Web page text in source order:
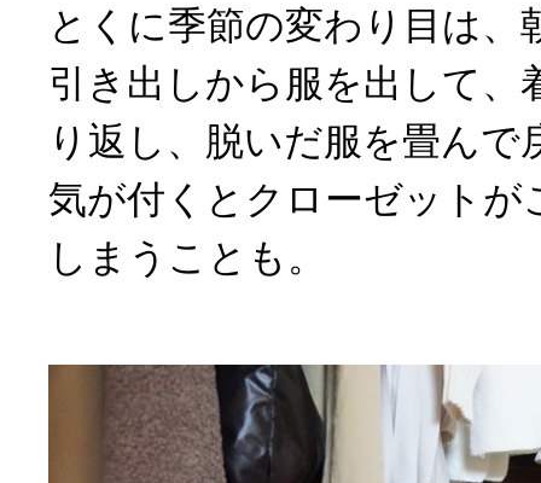
とくに季節の変わり目は、
引き出しから服を出して、
り返し、脱いだ服を畳んで
気が付くとクローゼットが
しまうことも。